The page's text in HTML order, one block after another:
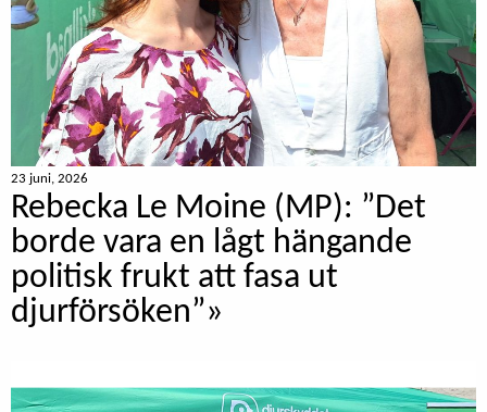
23 juni, 2026
Rebecka Le Moine (MP): ”Det
borde vara en lågt hängande
politisk frukt att fasa ut
djurförsöken”»